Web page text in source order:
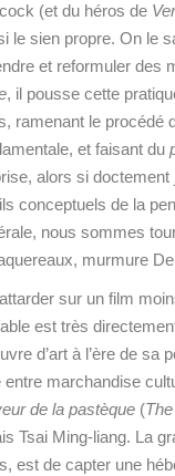
(et du héros de
le sien propre. On le
et reformuler des
, il pousse cette
ramenant le procédé
et faisant du
alors si doctement
conceptuels de la
nous sommes
murmure
sur un film
est très
d’art à l’ère de sa
entre marchandise
de la pastèque(
Tsai Ming-liang. La
est de capter une